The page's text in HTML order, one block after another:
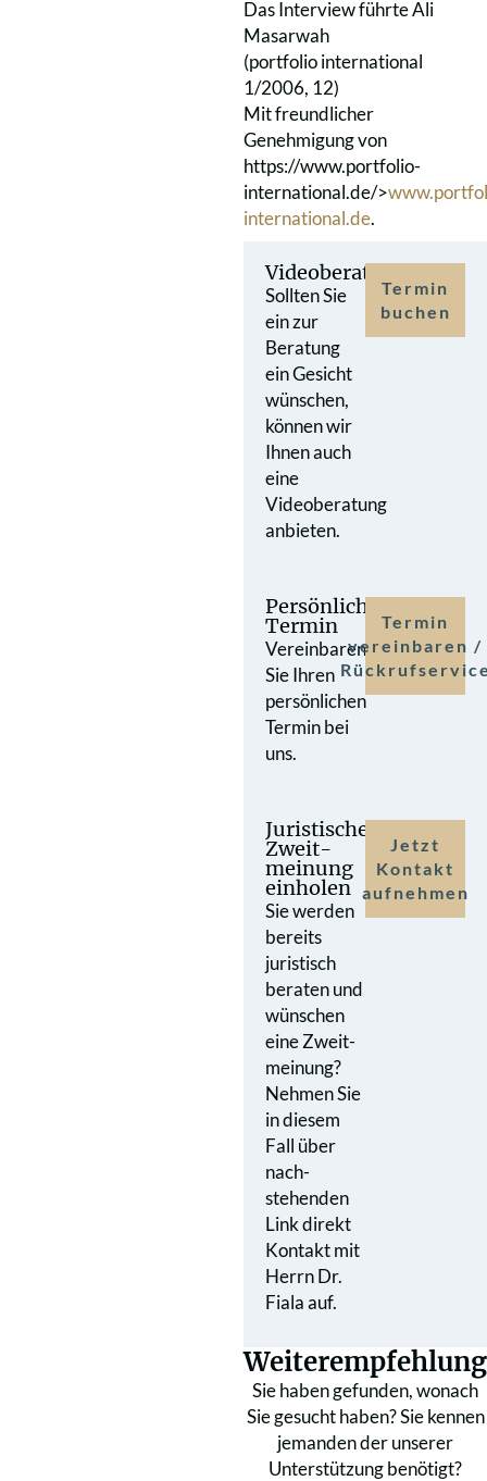
Das Interview führte Ali
Masarwah
(portfolio international
1/2006, 12)
Mit freundlicher
Genehmigung von
https://www.portfolio-
international.de/>
international.de.
Videoberatung
Sollten Sie
ein zur
Beratung
ein Gesicht
wünschen,
können wir
Ihnen auch
eine
Videoberatung
anbieten.
Termin
buchen
Persönlicher
Termin
Vereinbaren
Sie Ihren
persönlichen
Termin bei
uns.
Termin
vereinbaren /
Juristische
Zweit­
meinung
einholen
Sie werden
bereits
juristisch
beraten und
wünschen
eine Zweit­
meinung?
Nehmen Sie
in diesem
Fall über
nach­
stehenden
Link direkt
Kontakt mit
Herrn Dr.
Fiala auf.
Jetzt
Kontakt
aufnehmen
Weiterempfehlung
Sie haben gefunden, wonach
Sie gesucht haben? Sie kennen
jemanden der unserer
Unterstützung benötigt?